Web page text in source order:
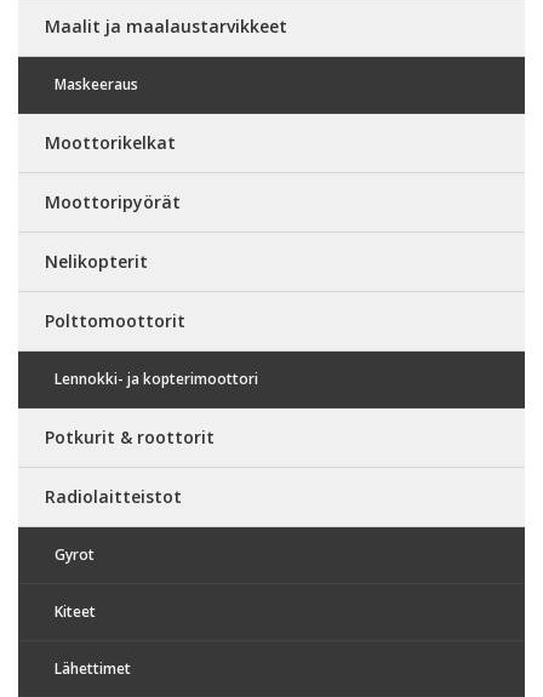
Maalit ja maalaustarvikkeet
Maskeeraus
Moottorikelkat
Moottoripyörät
Nelikopterit
Polttomoottorit
Lennokki- ja kopterimoottori
Potkurit & roottorit
Radiolaitteistot
Gyrot
Kiteet
Lähettimet